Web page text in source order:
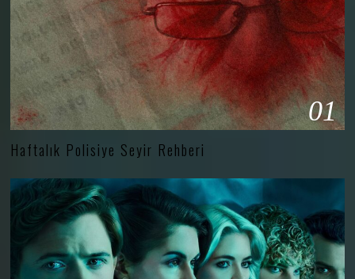
01
Haftalık Polisiye Seyir Rehberi